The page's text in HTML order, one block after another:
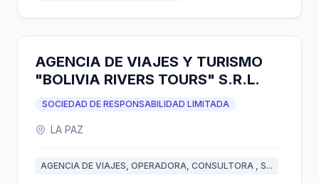
AGENCIA DE VIAJES Y TURISMO
"BOLIVIA RIVERS TOURS" S.R.L.
SOCIEDAD DE RESPONSABILIDAD LIMITADA
LA PAZ
AGENCIA DE VIAJES, OPERADORA, CONSULTORA , S...